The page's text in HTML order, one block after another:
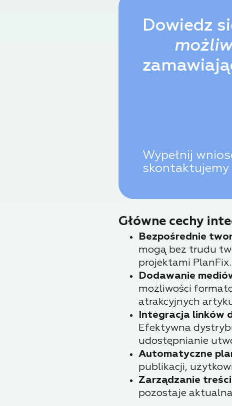
Dowiedz
Wypełnij
skontaktujemy
Główne cechy
Bezpośrednie
mogą bez trudu
projektami PlanFix.
Dodawanie
możliwości
atrakcyjnych
Integracja linków
Efektywna
udostępnianie
Automatyczne
publikacji,
Zarządzanie
pozostaje